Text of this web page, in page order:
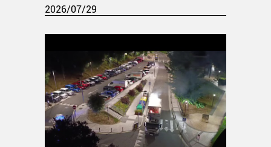
2026/07/29